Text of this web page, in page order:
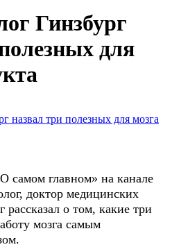
Гинзбург
для
самом главном» на канале
доктор медицинских
о том, какие три
мозга самым